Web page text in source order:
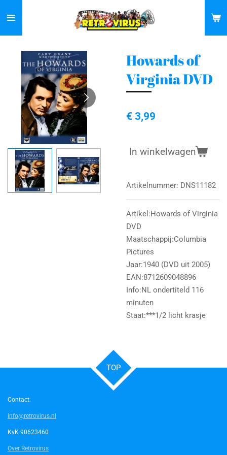
direct
naar
hoofdinhoud
Howards of
Virginia DVD
€ 3,99
In winkelwagen
Artikelnummer: DNS11182
Artikel:Howards of Virginia
DVD
Maatschappij:Columbia
Pictures
Jaar:1940 (DVD uit 2005)
EAN:8712609048896
Info:NL ondertiteld 116
minuten
Staat:***1/2 licht krasje
TOP
Contact:
info@retrovirus.nl
KvK 90623460
Over Retrovirus